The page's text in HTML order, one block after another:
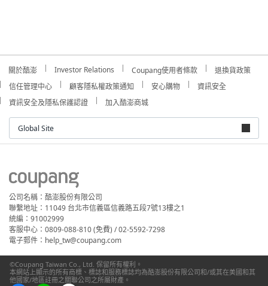
關於酷澎 Investor Relations Coupang使用者條款
退換貨政策
信任管理中心
顧客隱私權政策通知 安心購物
資訊安全
資訊安全及隱私保護認證
加入酷澎商城
Global Site
公司名稱：酷澎股份有限公司
聯繫地址：11049 台北市信義區信義路五段7號13樓之1
統編：91002999
客服中心：0809-088-810 (免費) / 02-5592-7298
電子郵件：help_tw@coupang.com
©Coupang Taiwan Co., Ltd. 保留所有權利。
本網站上顯示的所有商標、標誌和服務標誌均為酷澎股份有限公司和/或其在美國和其
他國家/地區註冊之關聯公司之所屬財產。